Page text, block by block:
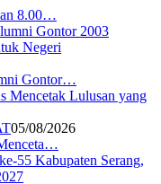
8.00…
Gontor…
05/08/2026